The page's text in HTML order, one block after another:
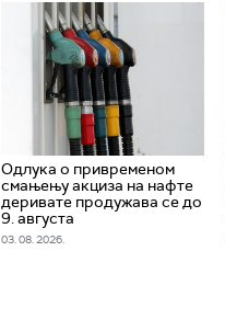
Одлука о привременом
смањењу акциза на нафте
деривате продужава се до
9. августа
03. 08. 2026.